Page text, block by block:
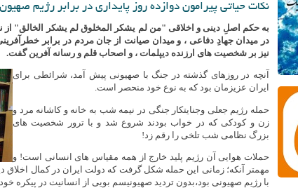
نکات حیاتی پیرامون دوازده روز پایداری در برابر رژیم صهیون
به حکم اصلِ دینی و اخلاقی "من لم یشکر المخلوق لم یشکر الخالق" از
در میدان جهادِ دفاعی ، و میدان صیانت از جان مردم در برابر
نیز بر شخصیت های ارزنده دیپلمات ، و اصحاب قلم و رسانه آفرین گفت.
آنچه در روزهای گذشته در جنگ با صهیونی پیش آمد، شرائطی برای
ایران عزیزمان بود که به نوع خود منحصر است.
حمله رژیم جعلی وجنایتکار جنگی در نیمه شب به خانه و کاشانه مرد و
زن و کودکی که در خواب بودند شروع شد و با ترور شخصیت های
بزرگ نظامی شب تلخی را رقم زد!
حملات هوایی آن رژیم پلید خارج از همه مقیاس های انسانی است! و
مهمتر آنکه؛ زمانی این حمله شکل گرفت که دولت ایران در کمال اخلاق
با رژیم صهیونی بود‌،بدون تردید صهیونیسم بویی از انسانیت در پیکره خود